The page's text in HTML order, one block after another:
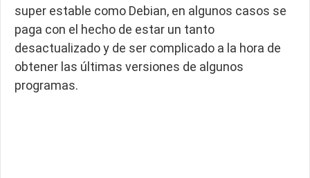
super estable como Debian, en algunos casos se
paga con el hecho de estar un tanto
desactualizado y de ser complicado a la hora de
obtener las últimas versiones de algunos
programas.